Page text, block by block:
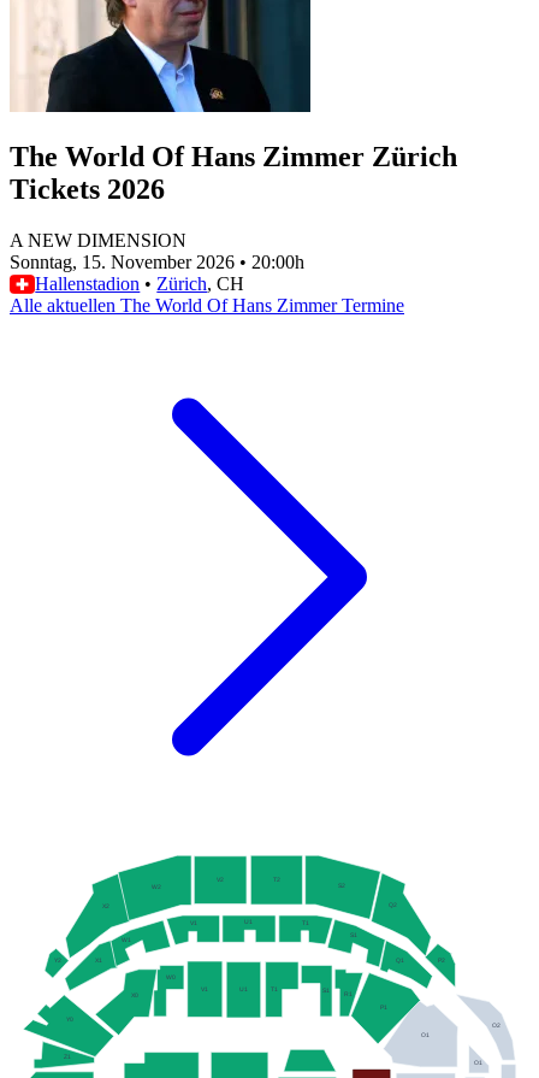
The World Of Hans Zimmer Zürich
Tickets 2026
A NEW DIMENSION
Sonntag, 15. November 2026 • 20:00h
Hallenstadion • Zürich, CH
Alle aktuellen The World Of Hans Zimmer Termine
Y2
X2
W2
V2 T2
S2
Q2
P2
O2
X1
W1
V1 U1 T1
S1
Q1
O1
Z1
Y0
X0
W0
V1 U1 T1 S1
R1
O1
P1